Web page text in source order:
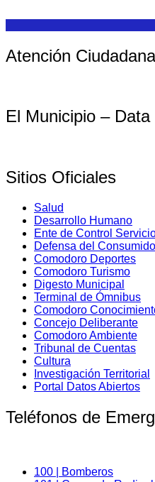
Atención Ciudadana
El Municipio – Data
Sitios Oficiales
Salud
Desarrollo Humano
Ente de Control
Defensa del
Comodoro Deportes
Comodoro Turismo
Digesto Municipal
Terminal de Ómnibus
Comodoro
Concejo Deliberante
Comodoro Ambiente
Tribunal de Cuentas
Cultura
Investigación Territorial
Portal Datos Abiertos
Teléfonos de
100 | Bomberos